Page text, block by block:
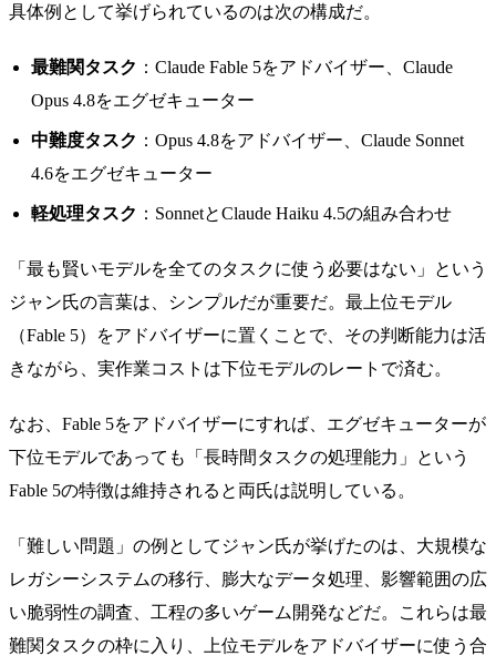
具体例として挙げられているのは次の構成だ。
最難関タスク ：Claude Fable 5をアドバイザー、Claude
Opus 4.8をエグゼキューター
中難度タスク ：Opus 4.8をアドバイザー、Claude Sonnet
4.6をエグゼキューター
軽処理タスク ：SonnetとClaude Haiku 4.5の組み合わせ
「最も賢いモデルを全てのタスクに使う必要はない」という
ジャン氏の言葉は、シンプルだが重要だ。最上位モデル
（Fable 5）をアドバイザーに置くことで、その判断能力は活
きながら、実作業コストは下位モデルのレートで済む。
なお、Fable 5をアドバイザーにすれば、エグゼキューターが
下位モデルであっても「長時間タスクの処理能力」という
Fable 5の特徴は維持されると両氏は説明している。
「難しい問題」の例としてジャン氏が挙げたのは、大規模な
レガシーシステムの移行、膨大なデータ処理、影響範囲の広
い脆弱性の調査、工程の多いゲーム開発などだ。これらは最
難関タスクの枠に入り、上位モデルをアドバイザーに使う合